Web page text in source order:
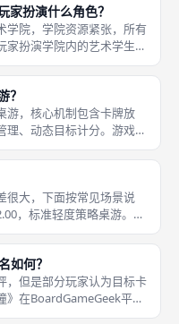
家扮演什么角色？
学院，学院资源紧张，所有
扮演学院内的艺术学生，
造色彩图案，争夺更高评
要巧妙布局，限制对手在
？
游，核心机制包含卡牌放
理、动态目标计分。游戏没
牌抽取与每轮公开计分目
，本作所有玩家共用同一
很大，下面按常见场景说
，标准轻度策略桌游。游
操作简单，每名玩家每回合
判对手布局、抢占计分
如何？
，但是部分玩家认为目标卡
》在BoardGameGeek平台
桌游中上水平。 在抽象卡